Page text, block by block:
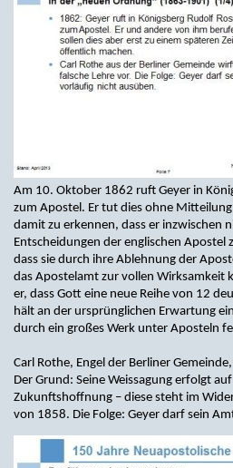
Am 10. Oktober 1862 ruft Geyer in
zum Apostel. Er tut dies ohne
damit zu erkennen, dass er inzwischen
Entscheidungen der englischen Apostel
dass sie durch ihre Ablehnung der
das Apostelamt zur vollen Wirksamkeit
er, dass Gott eine neue Reihe von 12
hält an der ursprünglichen Erwartung
durch ein großes Werk unter Aposteln
Carl Rothe, Engel der Berliner
Der Grund: Seine Weissagung erfolgt
Zukunftshoffnung – diese steht im
von 1858. Die Folge: Geyer darf sein